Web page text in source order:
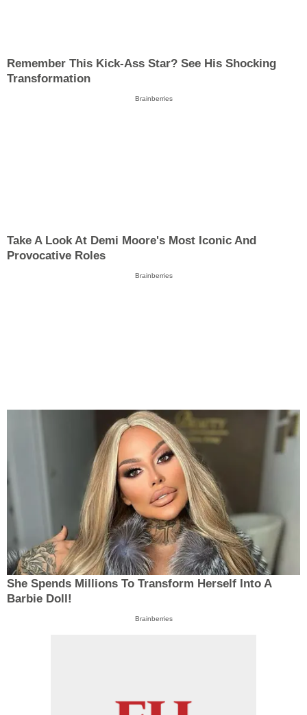
Remember This Kick-Ass Star? See His Shocking
Transformation
Brainberries
Take A Look At Demi Moore's Most Iconic And
Provocative Roles
Brainberries
She Spends Millions To Transform Herself Into A
Barbie Doll!
Brainberries